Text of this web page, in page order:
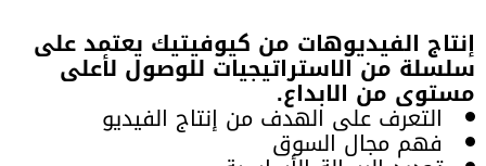
إنتاج الفيديوهات من كيوفيتيك يعتمد على
سلسلة من الاستراتيجيات للوصول لأعلى
مستوى من الابداع.
التعرف على الهدف من إنتاج الفيديو
فهم مجال السوق